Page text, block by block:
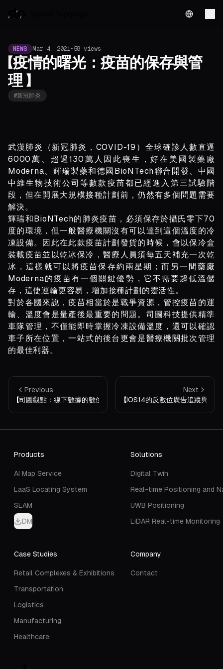
English
NEWS Mar 4, 2021• 58 views
【疫情的曙光：疫苗的保存與管
理 】
#新冠肺炎
武漢肺炎（新冠肺炎，COVID-19）全球確診人數直逼
6000萬、超過130萬人因此喪生，好在美國製藥廠
Moderna、輝瑞製藥和德國BioNTech聯合開發、中國
中維生物技術公司等數款疫苗都已經進入第三試驗階
段，但在開展大規模接種計劃前，仍然有多個問題需要
解決。
輝瑞和BioNTech的肺炎疫苗，必須保存於攝氏零下70
度的環境，但一般醫療機關沒有可以達到這個溫度的冷
凍設備。因此在此款疫苗計劃發貨的時候，會以保冷盒
裝載疫苗並以乾冰保冷，醫療人員須每五天補充一次乾
冰，這樣就可以將疫苗保存約兩星期；而另一間藥廠
Moderna的疫苗有一個關鍵優勢，它不需要超低溫儲
存，這使運輸更容易，增加接種計劃的靈活性。
對於各國來說，疫苗相當於是戰爭資源，管控疫苗的運
輸、溫度會是量產後最重要的問題。司圖科技提供精準
車隊管理，不僅能即時掌握冷凍設備溫度，還可以確認
車子所在位置，一站式的後台更會是醫療機關批次管理
的最佳利器。
Previous
【司圖觀點：線下數據的數位趨勢】
Next
【iOS14的反數位廣告追蹤與被
Products
AI Map Service
LaaS Locating System
SLAM
DM
Solutions
Digital Twin
Real-time Positioning and
UWB Positioning
LiDAR Real-time Monitoring
Case Studies
Retail Complexes & Exhibitions
Transportation
Logistics
Manufacturing
Healthcare
Company
Contact